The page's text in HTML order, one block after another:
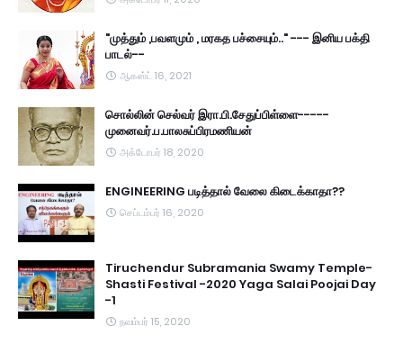
"முத்தும் ,பவளமும் , மரகத பச்சையும்.." --- இனிய பக்தி
பாடல்--
ஆகஸ்ட் 16, 2021
சொல்லின் செல்வர் இரா.பி.சேதுப்பிள்ளை-----
முனைவர்.ப.பாலசுப்பிரமணியன்
அக்டோபர் 18, 2020
ENGINEERING படித்தால் வேலை கிடைக்காதா??
செப்டம்பர் 16, 2020
Tiruchendur Subramania Swamy Temple-
Shasti Festival -2020 Yaga Salai Poojai Day
-1
நவம்பர் 15, 2020